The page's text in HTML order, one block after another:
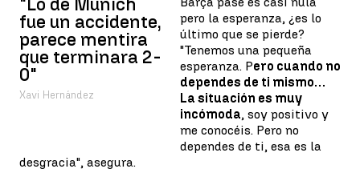
fue un accidente,
parece mentira
que terminara 2-
0"
Xavi Hernández
pero la esperanza, ¿es lo
último que se pierde?
"Tenemos una pequeña
esperanza. Pero cuando no
dependes de ti mismo…
La situación es muy
incómoda, soy positivo y
me conocéis. Pero no
dependes de ti, esa es la
desgracia", asegura.